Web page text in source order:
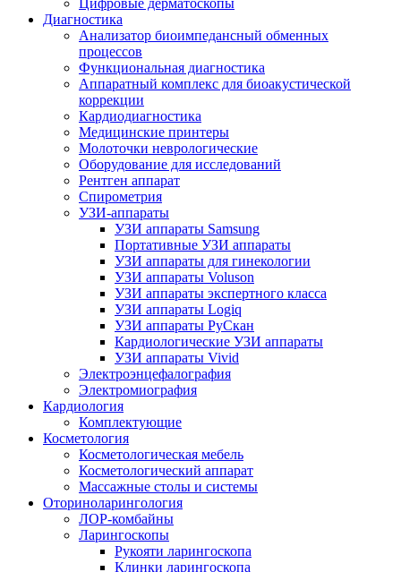
Цифровые дерматоскопы
Диагностика
Анализатор биоимпедансный обменных
процессов
Функциональная диагностика
Аппаратный комплекс для биоакустической
коррекции
Кардиодиагностика
Медицинские принтеры
Молоточки неврологические
Оборудование для исследований
Рентген аппарат
Спирометрия
УЗИ-аппараты
УЗИ аппараты Samsung
Портативные УЗИ аппараты
УЗИ аппараты для гинекологии
УЗИ аппараты Voluson
УЗИ аппараты экспертного класса
УЗИ аппараты Logiq
УЗИ аппараты РуСкан
Кардиологические УЗИ аппараты
УЗИ аппараты Vivid
Электроэнцефалография
Электромиография
Кардиология
Комплектующие
Косметология
Косметологическая мебель
Косметологический аппарат
Массажные столы и системы
Оториноларингология
ЛОР-комбайны
Ларингоскопы
Рукояти ларингоскопа
Клинки ларингоскопа